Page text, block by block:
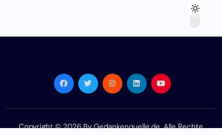
Copyright © 2026 By Gedankenquelle.de. Alle Rechte